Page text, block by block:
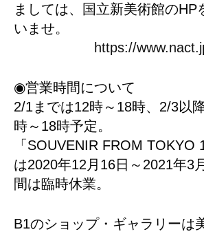
ましては、国立新美術館のHP
いませ。
https://
◉営業時間について
2/1までは12時～18時、2/3以
時～18時予定。
「SOUVENIR FROM TOKYO
は2020年12月16日～2021年3
間は臨時休業。
B1のショップ・ギャラリーは